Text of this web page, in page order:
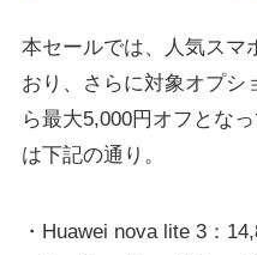
本セールでは、人気スマ
おり、さらに対象オプシ
ら最大5,000円オフとな
は下記の通り。
・Huawei nova lite 3：